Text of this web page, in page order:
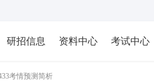
研招信息 资料中心 考试中心
考情预测简析